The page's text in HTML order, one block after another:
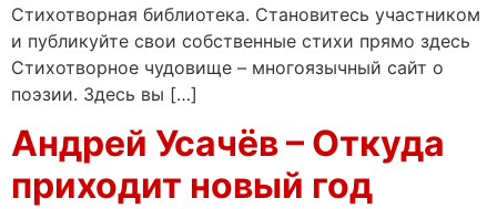
Стихотворная библиотека. Становитесь участником
и публикуйте свои собственные стихи прямо здесь
Стихотворное чудовище – многоязычный сайт о
поэзии. Здесь вы […]
Андрей Усачёв – Откуда
приходит новый год